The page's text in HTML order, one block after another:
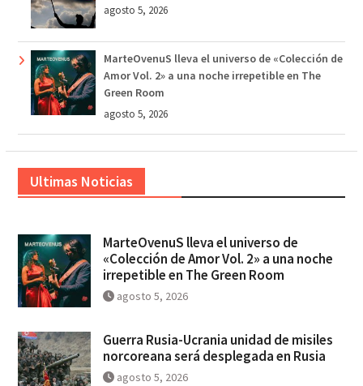
agosto 5, 2026
MarteOvenuS lleva el universo de «Colección de
Amor Vol. 2» a una noche irrepetible en The
Green Room
agosto 5, 2026
Ultimas Noticias
MarteOvenuS lleva el universo de
«Colección de Amor Vol. 2» a una noche
irrepetible en The Green Room
agosto 5, 2026
Guerra Rusia-Ucrania unidad de misiles
norcoreana será desplegada en Rusia
agosto 5, 2026